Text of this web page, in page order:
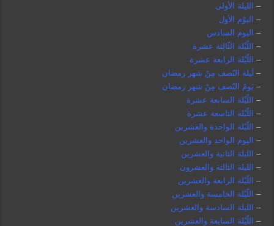
– الليلة الأولى
– اليوْم الأول
– اليوم السادس
– اللّيْلة الثّالِثة عشرة
– اللّيْلة الرابعة عشرة
– لَيلة النّصف مِنْ شهر رمضان
–يَومُ النّصف مِنْ شهر رمضان
– اللّيْلة السابعة عشرة
– اللّيْلة التاسعة عشرة
– اللّيْلة الواحدة والعشرين
– اليوم الواحد والعشرين
– الليلة الثانية والعشرين
– الليلة الثالثة والعشرون
– اللّيْلة الرابعة والعشرين
– اللّيْلة الخامسة والعشرين
– الليلة السادسة والعشرين
– اللّيْلة السابعة والعشرين